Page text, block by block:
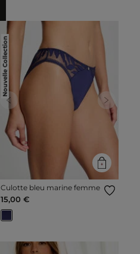
Nouvelle Collection
Previous Next
Culotte bleu marine femme
15,00 €